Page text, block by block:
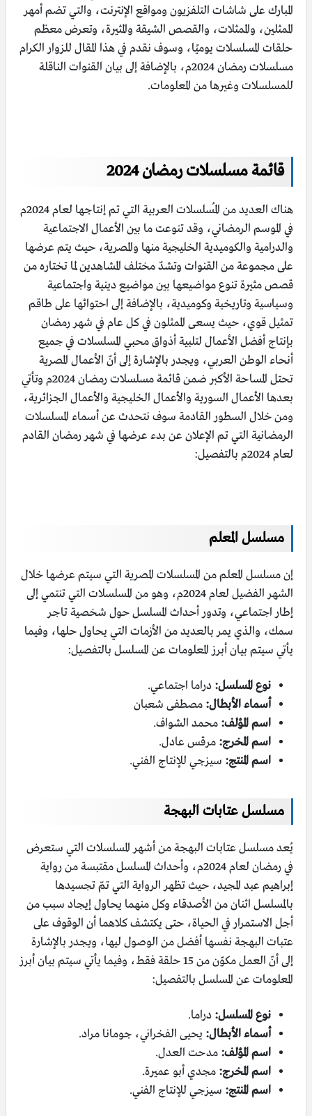
المبارك على شاشات التلفزيون ومواقع الإنترنت، والتي تضم أمهر
الممثلين، والممثلات، والقصص الشيقة والمثيرة، وتعرض معظم
حلقات المسلسلات يوميًا، وسوف نقدم في هذا المقال للزوار الكرام
مسلسلات رمضان 2024م، بالإضافة إلى بيان القنوات الناقلة
للمسلسلات وغيرها من المعلومات.
قائمة مسلسلات رمضان 2024
هناك العديد من المُسلسلات العربية التي تم إنتاجها لعام 2024م
في الموسم الرمضاني، وقد تنوعت ما بين الأعمال الاجتماعية
والدرامية والكوميدية الخليجية منها والمصرية، حيث يتم عرضها
على مجموعة من القنوات وتشدّ مختلف المشاهدين لما تختاره من
قصص مثيرة تنوع مواضيعها بين مواضيع دينية واجتماعية
وسياسية وتاريخية وكوميدية، بالإضافة إلى احتوائها على طاقم
تمثيل قوي، حيث يسعى الممثلون في كل عام في شهر رمضان
بإنتاج أفضل الأعمال لتلبية أذواق محبي المسلسلات في جميع
أنحاء الوطن العربي، ويجدر بالإشارة إلى أنّ الأعمال المصرية
تحتل المساحة الأكبر ضمن قائمة مسلسلات رمضان 2024م وتأتي
بعدها الأعمال السورية والأعمال الخليجية والأعمال الجزائرية،
ومن خلال السطور القادمة سوف نتحدث عن أسماء المسلسلات
الرمضانية التي تم الإعلان عن بدء عرضها في شهر رمضان القادم
لعام 2024م بالتفصيل:
مسلسل المعلم
إن مسلسل المعلم من المسلسلات المصرية التي سيتم عرضها خلال
الشهر الفضيل لعام 2024م، وهو من المسلسلات التي تنتمي إلى
إطار اجتماعي، وتدور أحداث المسلسل حول شخصية تاجر
سمك، والذي يمر بالعديد من الأزمات التي يحاول حلها، وفيما
يأتي سيتم بيان أبرز المعلومات عن المسلسل بالتفصيل:
نوع المسلسل: دراما اجتماعي.
أسماء الأبطال: مصطفى شعبان
اسم المؤلف: محمد الشواف.
اسم المخرج: مرقس عادل.
اسم المنتج: سيزجي للإنتاج الفني.
مسلسل عتابات البهجة
يُعد مسلسل عتابات البهجة من أشهر المسلسلات التي ستعرض
في رمضان لعام 2024م، وأحداث المسلسل مقتبسة من رواية
إبراهيم عبد المجيد، حيث تظهر الرواية التي تمّ تجسيدها
بالمسلسل اثنان من الأصدقاء وكل منهما يحاول إيجاد سبب من
أجل الاستمرار في الحياة، حتى يكتشف كلاهما أن الوقوف على
عتبات البهجة نفسها أفضل من الوصول ليها، ويجدر بالإشارة
إلى أنّ العمل مكوّن من 15 حلقة فقط، وفيما يأتي سيتم بيان أبرز
المعلومات عن المسلسل بالتفصيل:
نوع المسلسل: دراما.
أسماء الأبطال: يحيى الفخراني، جومانا مراد.
اسم المؤلف: مدحت العدل.
اسم المخرج: مجدي أبو عميرة.
اسم المنتج: سيزجي للإنتاج الفني.